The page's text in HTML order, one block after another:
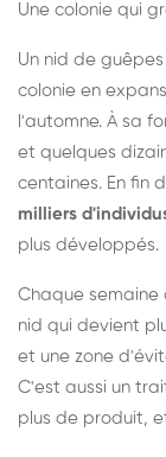
Une colonie qui
Un nid de
colonie en
l'automne. À sa
et quelques
centaines. En fin
milliers
plus développés.
Chaque semaine
nid qui devient
et une zone
C'est aussi un
plus de produit,